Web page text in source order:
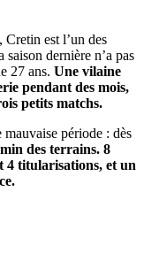
Cretin est l’un des
dernière n’a pas
27 ans. Une vilaine
pendant des mois,
petits matchs.
période : dès
des terrains. 8
4 titularisations, et un